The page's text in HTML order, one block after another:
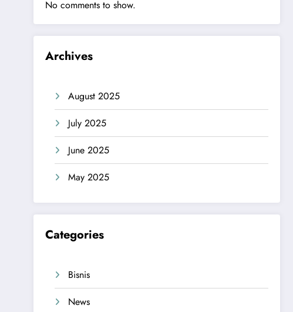
No comments to show.
Archives
August 2025
July 2025
June 2025
May 2025
Categories
Bisnis
News